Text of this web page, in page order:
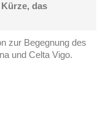
das
zur Begegnung des
und Celta Vigo.